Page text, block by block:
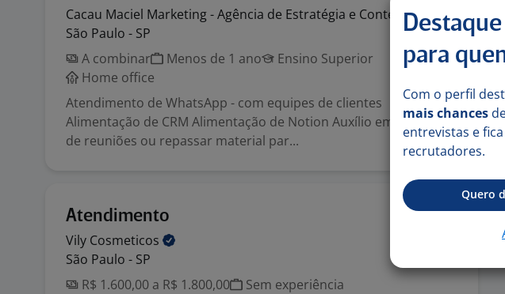
Cacau Maciel Marketing - Agência de Estratégia e Conteúdo
São Paulo - SP
A combinar
Menos de 1 ano
Ensino Superior
Home office
Atendimento de WhatsApp - com equipes de clientes
Alimentação de CRM Alimentação de Notion Auxílio em gravação
de reuniões ou repassar material par...
Atendimento 11 mai
Vily Cosmeticos
São Paulo - SP
R$ 1.600,00 a R$ 1.800,00
Sem experiência
para
Com o perfil
mais chances
entrevistas e
recrutadores.
Quero